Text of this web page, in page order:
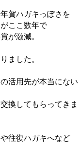
賀ハガキっぽさを
ここ数年で
が激減。
ました。
活用先が本当にな
換してもらってき
往復ハガキへなど